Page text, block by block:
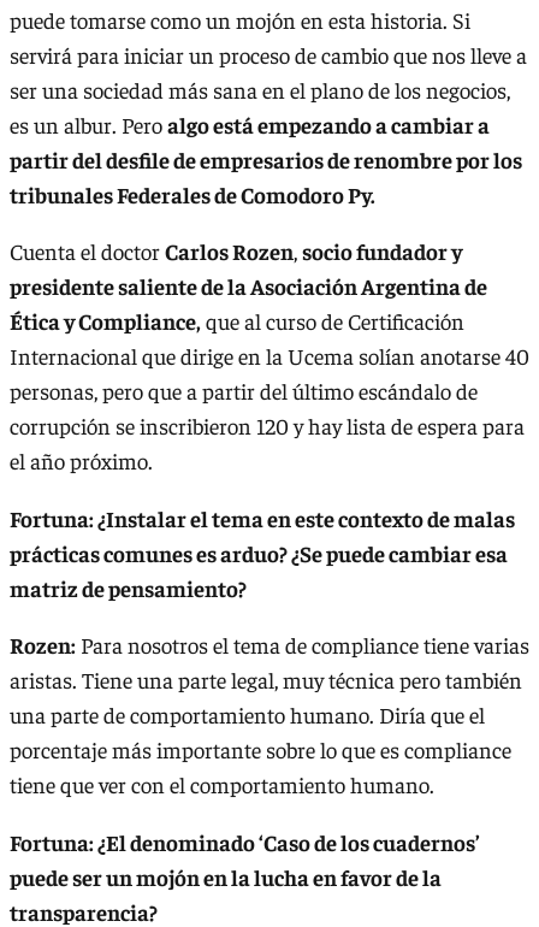
puede tomarse como un mojón en esta historia. Si
servirá para iniciar un proceso de cambio que nos lleve a
ser una sociedad más sana en el plano de los negocios,
es un albur. Peroalgo está empezando a cambiar a
partir del desfile de empresarios de renombre por los
tribunales Federales de Comodoro Py.
Cuenta el doctorCarlos Rozen,socio fundador y
presidente saliente de la Asociación Argentina de
Ética y Compliance,que al curso de Certificación
Internacional que dirige en la Ucema solían anotarse 40
personas, pero que a partir del último escándalo de
corrupción se inscribieron 120 y hay lista de espera para
el año próximo.
Fortuna: ¿Instalar el tema en este contexto de malas
prácticas comunes es arduo? ¿Se puede cambiar esa
matriz de pensamiento?
Rozen: Para nosotros el tema de compliance tiene varias
aristas. Tiene una parte legal, muy técnica pero también
una parte de comportamiento humano. Diría que el
porcentaje más importante sobre lo que es compliance
tiene que ver con el comportamiento humano.
Fortuna: ¿El denominado ‘Caso de los cuadernos’
puede ser un mojón en la lucha en favor de la
transparencia?